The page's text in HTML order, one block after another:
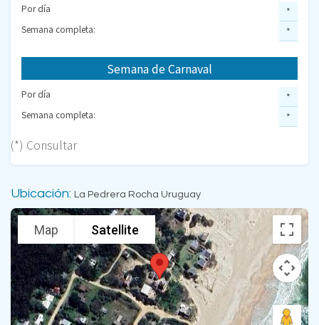
Por día
Semana completa:
*
*
Semana de Carnaval
Por día
Semana completa:
*
*
(*) Consultar
Ubicación: La Pedrera Rocha Uruguay
Map Satellite